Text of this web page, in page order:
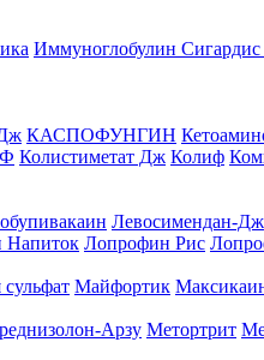
Иммуноглобулин
КАСПОФУНГИН
Колистиметат Дж Колиф
Левосимендан-Дж
Напиток Лопрофин Рис
Майфортик
Арзу Метортрит